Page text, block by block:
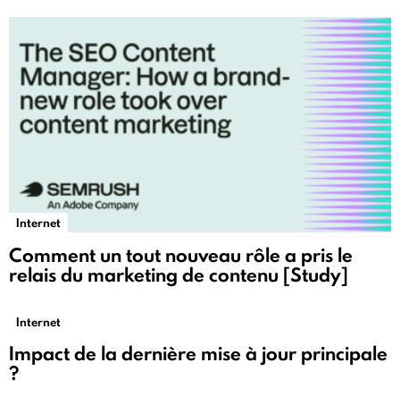
Internet
Comment un tout nouveau rôle a pris le
relais du marketing de contenu [Study]
Internet
Impact de la dernière mise à jour principale
?